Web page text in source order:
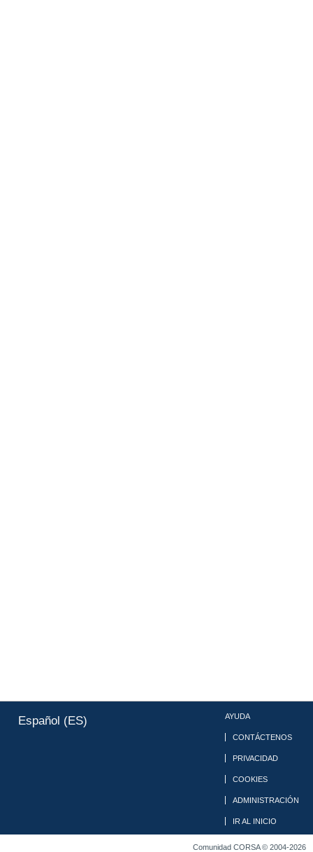
Español (ES) AYUDA
CONTÁCTENOS
PRIVACIDAD
COOKIES
ADMINISTRACIÓN
IR AL INICIO
Comunidad CORSA © 2004-2026